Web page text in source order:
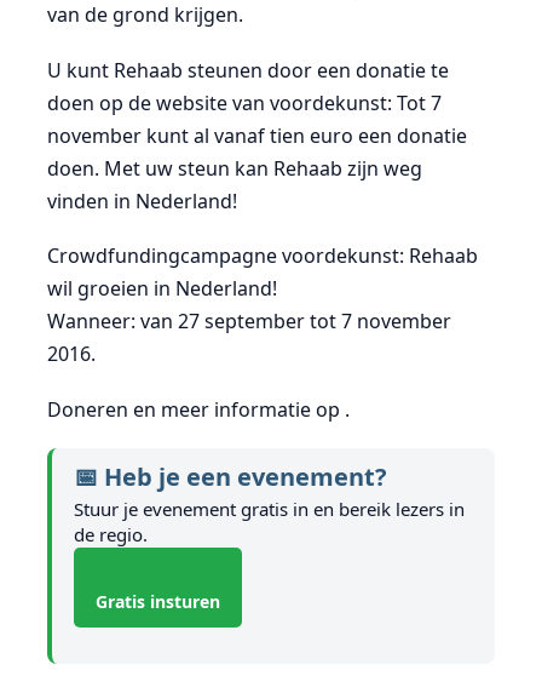
van de grond krijgen.
U kunt Rehaab steunen door een donatie te
doen op de website van voordekunst: Tot 7
november kunt al vanaf tien euro een donatie
doen. Met uw steun kan Rehaab zijn weg
vinden in Nederland!
Crowdfundingcampagne voordekunst: Rehaab
wil groeien in Nederland!
Wanneer: van 27 september tot 7 november
2016.
Doneren en meer informatie op .
📅 Heb je een evenement?
Stuur je evenement gratis in en bereik lezers in
de regio.
Gratis insturen